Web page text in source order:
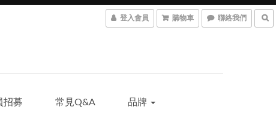
登入會員 購物車 聯絡我們
招募 常見Q&A 品牌